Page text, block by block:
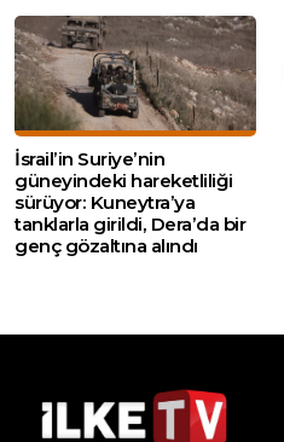
İsrail’in Suriye’nin
güneyindeki hareketliliği
sürüyor: Kuneytra’ya
tanklarla girildi, Dera’da bir
genç gözaltına alındı